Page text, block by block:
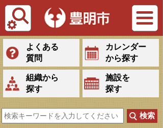
Tiếng Việt
よくある
質問
カレンダー
から探す
組織から
探す
施設を
探す